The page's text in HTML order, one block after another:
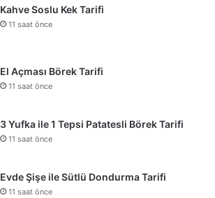
Kahve Soslu Kek Tarifi
11 saat önce
El Açması Börek Tarifi
11 saat önce
3 Yufka ile 1 Tepsi Patatesli Börek Tarifi
11 saat önce
Evde Şişe ile Sütlü Dondurma Tarifi
11 saat önce